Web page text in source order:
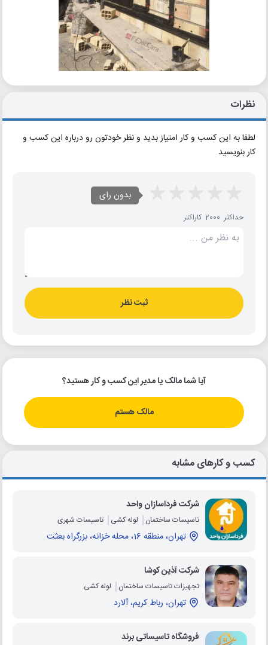
نظرات
لطفا به این کسب و کار امتیاز بدید و نظر خودتون رو درباره این کسب و
کار بنویسید
بدون رای
حداکثر 2000 کاراکتر
ثبت نظر
آیا شما مالک یا مدیر این کسب و کار هستید؟
مالک هستم
کسب و کارهای مشابه
شرکت فرداسازان واحد
تاسیسات ساختمان لوله کشی تاسیسات شهری
تهران، منطقه 16، محله خزانه، بزرگراه بعثت
شرکت آذین کوشا
تجهیزات تاسیسات ساختمان لوله کشی
تهران، رباط کریم، آلارد
فروشگاه تاسیساتی برند